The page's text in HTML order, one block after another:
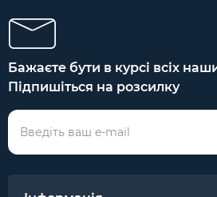
Бажаєте бути в курсі всіх
Підпишіться на розсилку